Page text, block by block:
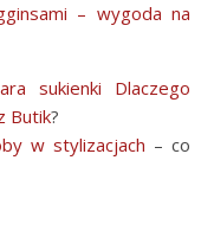
– wygoda na
sukienki Dlaczego
Butik?
w stylizacjach – co